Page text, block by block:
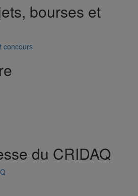
bourses et
concours
du CRIDAQ